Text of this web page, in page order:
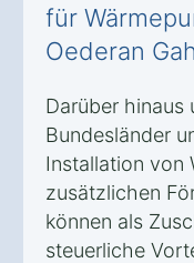
für
Oederan
Darüber hinaus
Bundesländer
Installation von
zusätzlichen
können als
steuerliche